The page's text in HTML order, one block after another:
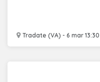
Tradate (VA) - 6 mar 13:30